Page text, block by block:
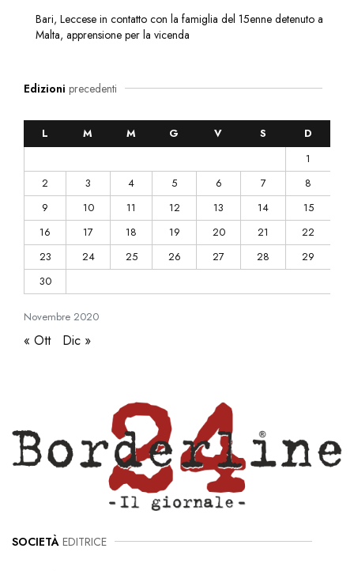
Bari, Leccese in contatto con la famiglia del 15enne detenuto a
Malta, apprensione per la vicenda
Edizioni precedenti
Novembre 2020
L M M G V S
D
1
2
3 4 5 6 7
8
9
10 11 12 13 14
15
16
17 18 19 20 21
22
23
24 25 26 27 28
29
30
« Ott Dic »
SOCIETÀ EDITRICE